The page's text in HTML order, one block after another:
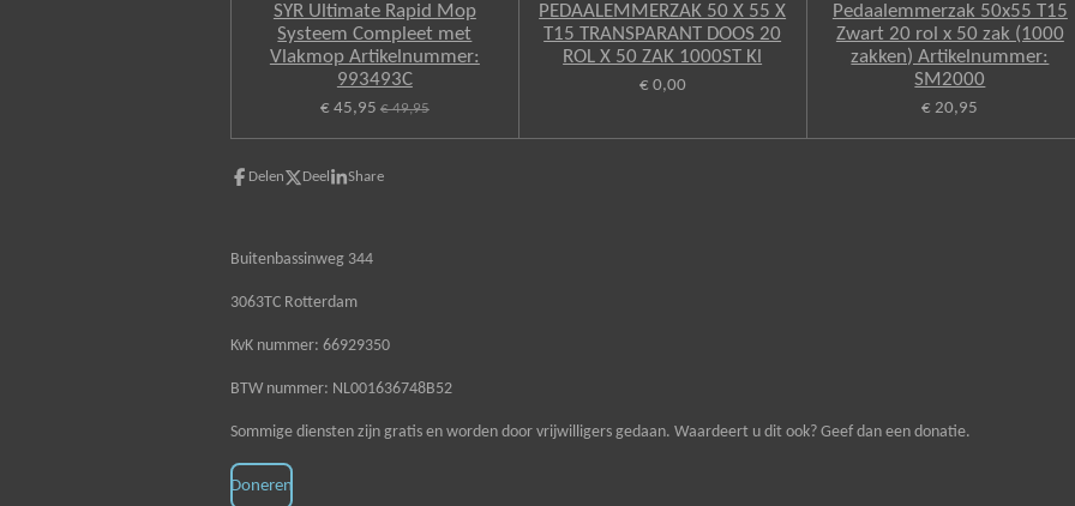
SYR Ultimate Rapid Mop
Systeem Compleet met
Vlakmop Artikelnummer:
993493C
€ 45,95 € 49,95
PEDAALEMMERZAK 50 X 55 X
T15 TRANSPARANT DOOS 20
ROL X 50 ZAK 1000ST Kl
€ 0,00
Pedaalemmerzak 50x55 T15
Zwart 20 rol x 50 zak (1000
zakken) Artikelnummer:
SM2000
€ 20,95
Delen Deel Share
Buitenbassinweg 344
3063TC Rotterdam
KvK nummer: 66929350
BTW nummer: NL001636748B52
Sommige diensten zijn gratis en worden door vrijwilligers gedaan. Waardeert u dit ook? Geef dan een donatie.
Doneren